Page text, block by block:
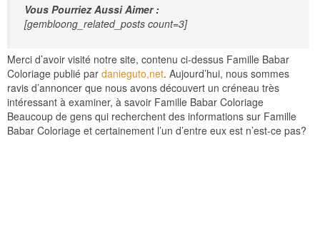
Vous Pourriez Aussi Aimer :
[gembloong_related_posts count=3]
Merci d’avoir visité notre site, contenu ci-dessus Famille Babar
Coloriage publié par danieguto,net. Aujourd’hui, nous sommes
ravis d’annoncer que nous avons découvert un créneau très
intéressant à examiner, à savoir Famille Babar Coloriage
Beaucoup de gens qui recherchent des informations sur Famille
Babar Coloriage et certainement l’un d’entre eux est n’est-ce pas?